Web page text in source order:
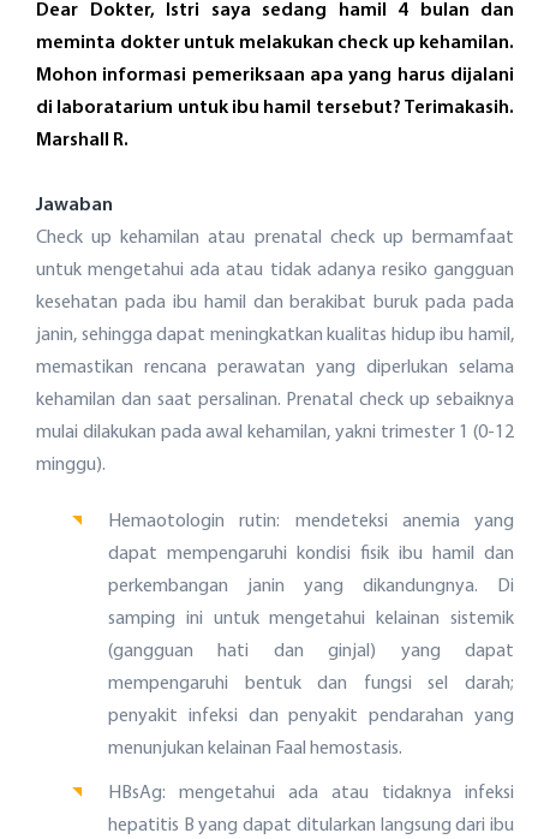
Dear Dokter, Istri saya sedang hamil 4 bulan dan
meminta dokter untuk melakukan check up kehamilan.
Mohon informasi pemeriksaan apa yang harus dijalani
di laboratarium untuk ibu hamil tersebut? Terimakasih.
Marshall R.
Jawaban
Check up kehamilan atau prenatal check up bermamfaat
untuk mengetahui ada atau tidak adanya resiko gangguan
kesehatan pada ibu hamil dan berakibat buruk pada pada
janin, sehingga dapat meningkatkan kualitas hidup ibu hamil,
memastikan rencana perawatan yang diperlukan selama
kehamilan dan saat persalinan. Prenatal check up sebaiknya
mulai dilakukan pada awal kehamilan, yakni trimester 1 (0-12
minggu).
Hemaotologin rutin: mendeteksi anemia yang
dapat mempengaruhi kondisi fisik ibu hamil dan
perkembangan janin yang dikandungnya. Di
samping ini untuk mengetahui kelainan sistemik
(gangguan hati dan ginjal) yang dapat
mempengaruhi bentuk dan fungsi sel darah;
penyakit infeksi dan penyakit pendarahan yang
menunjukan kelainan Faal hemostasis.
HBsAg: mengetahui ada atau tidaknya infeksi
hepatitis B yang dapat ditularkan langsung dari ibu